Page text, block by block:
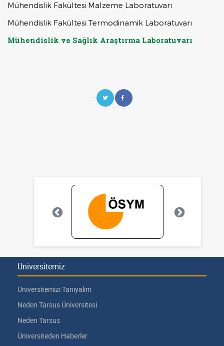
Mühendislik Fakültesi Malzeme Laboratuvarı
Mühendislik Fakültesi Termodinamik Laboratuvarı
Mühendislik ve Sağlık Araştırma Laboratuvarı
--
Üniversitemiz
Üniversitemizi Tanıyalım
Neden Tarsus Üniversitesi
Neden Tarsus
Üniversiteden Haberler